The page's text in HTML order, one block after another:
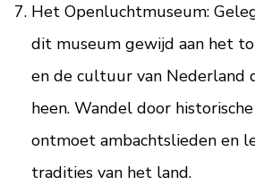
Het Openluchtmuseum:
dit museum gewijd aan het
en de cultuur van Nederland
heen. Wandel door
ontmoet ambachtslieden en
tradities van het land.